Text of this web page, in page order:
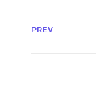
PREV